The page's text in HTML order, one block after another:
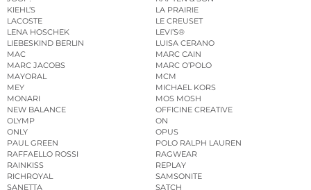
KIEHL’S
LA PRAIRIE
LACOSTE
LE CREUSET
LENA HOSCHEK
LEVI’S®
LIEBESKIND BERLIN
LUISA CERANO
MAC
MARC CAIN
MARC JACOBS
MARC O’POLO
MAYORAL
MCM
MEY
MICHAEL KORS
MONARI
MOS MOSH
NEW BALANCE
OFFICINE CREATIVE
OLYMP
ON
ONLY
OPUS
PAUL GREEN
POLO RALPH LAUREN
RAFFAELLO ROSSI
RAGWEAR
RAINKISS
REPLAY
RICHROYAL
SAMSONITE
SANETTA
SATCH